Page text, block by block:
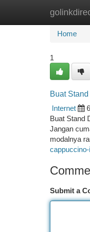
Home
Home
1
Buat
Internet
Buat Stand
Jangan
modalnya
Submit a